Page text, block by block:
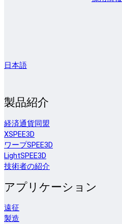
日本語
製品紹介
経済通貨同盟
XSPEE3D
ワープSPEE3D
LightSPEE3D
技術者の紹介
アプリケーション
遠征
製造